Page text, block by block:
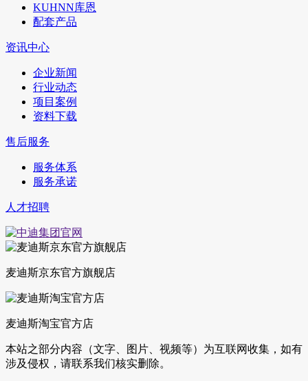
KUHNN库恩
配套产品
资讯中心
企业新闻
行业动态
项目案例
资料下载
售后服务
服务体系
服务承诺
人才招聘
麦迪斯京东官方旗舰店
麦迪斯淘宝官方店
本站之部分内容（文字、图片、视频等）为互联网收集，如有
涉及侵权，请联系我们核实删除。